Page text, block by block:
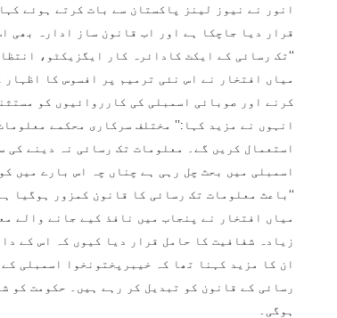
انور نے نیوز لینز پاکستان سے بات کرتے ہوئے
قرار دیا جاچکا ہے اور اب قانون ساز ادارہ بھی
تک رسائی کے ایکٹ کادائرہ کار ایگزیکٹو، انتظامیہ اور ماتحت عدلیہ تک محدود ہوکر رہ گیا ہے۔‘‘
میاں افتخار نے اس نئی ترمیم پر افسوس کا
کرنے اور صوبائی اسمبلی کی کارروائیوں کو
انہوں نے مزید کہا:’’ مختلف سرکاری محکمے
استعمال کریں گے۔ معلومات تک رسائی نہ دینے کی
اسمبلی میں بحث چل رہی ہے چناں چہ اس بارے میں
باعث معلومات تک رسائی کا قانون کمزور ہوگیا ہے۔‘‘
میاں افتخار نے پنجاب میں نافذ کیے جانے والے
زیادہ شفافیت کا حامل قرار دیا کیوں کہ اس کے
ان کا مزید کہنا تھا کہ خیبرپختونخوا اسمبلی
رسائی کے قانون کو تبدیل کر رہے ہیں۔ حکومت کو
ہوگی۔